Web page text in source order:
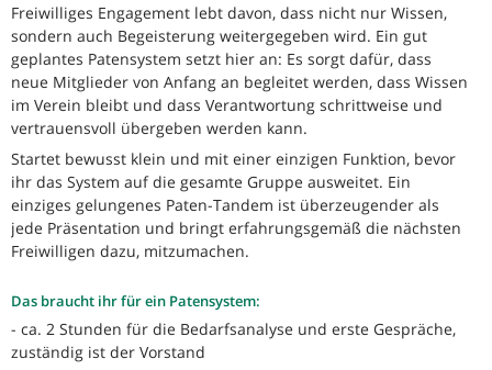
Freiwilliges Engagement lebt davon, dass nicht nur Wissen,
sondern auch Begeisterung weitergegeben wird. Ein gut
geplantes Patensystem setzt hier an: Es sorgt dafür, dass
neue Mitglieder von Anfang an begleitet werden, dass Wissen
im Verein bleibt und dass Verantwortung schrittweise und
vertrauensvoll übergeben werden kann.
Startet bewusst klein und mit einer einzigen Funktion, bevor
ihr das System auf die gesamte Gruppe ausweitet. Ein
einziges gelungenes Paten-Tandem ist überzeugender als
jede Präsentation und bringt erfahrungsgemäß die nächsten
Freiwilligen dazu, mitzumachen.
Das braucht ihr für ein Patensystem:
- ca. 2 Stunden für die Bedarfsanalyse und erste Gespräche,
zuständig ist der Vorstand